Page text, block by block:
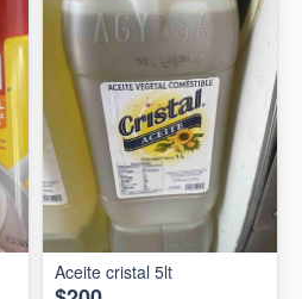
Aceite cristal 5lt